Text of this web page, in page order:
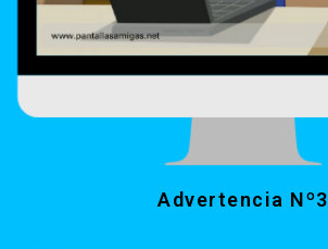
Advertencia Nº3